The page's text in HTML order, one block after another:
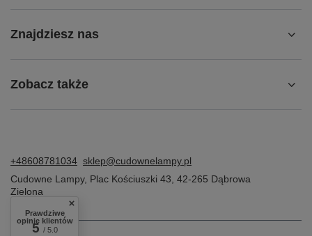
Znajdziesz nas
Zobacz także
+48608781034 sklep@cudownelampy.pl
Cudowne Lampy, Plac Kościuszki 43 42-265 Dąbrowa
Zielona
Prawdziwe
opinie klientów
5/ 5.0